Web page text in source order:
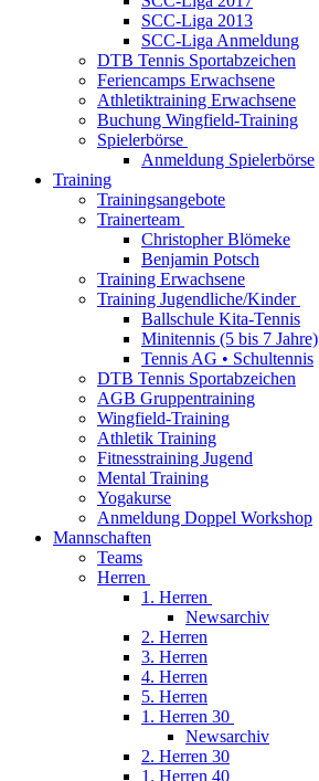
SCC-Liga 2013
SCC-Liga Anmeldung
DTB Tennis Sportabzeichen
Feriencamps Erwachsene
Athletiktraining Erwachsene
Buchung Wingfield-Training
Spielerbörse
Anmeldung Spielerbörse
Training
Trainingsangebote
Trainerteam
Christopher Blömeke
Benjamin Potsch
Training Erwachsene
Training Jugendliche/Kinder
Ballschule Kita-Tennis
Minitennis (5 bis 7 Jahre)
Tennis AG • Schultennis
DTB Tennis Sportabzeichen
AGB Gruppentraining
Wingfield-Training
Athletik Training
Fitnesstraining Jugend
Mental Training
Yogakurse
Anmeldung Doppel Workshop
Mannschaften
Teams
Herren
1. Herren
Newsarchiv
2. Herren
3. Herren
4. Herren
5. Herren
1. Herren 30
Newsarchiv
2. Herren 30
1. Herren 40